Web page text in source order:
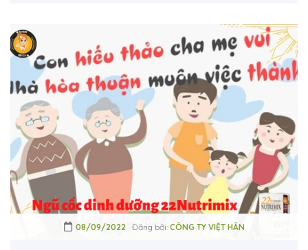
08/09/2022 Đăng bởi: CÔNG TY VIỆT HÂN